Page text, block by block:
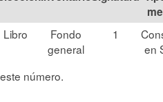
Libro
Fondo
general
1
en
número.